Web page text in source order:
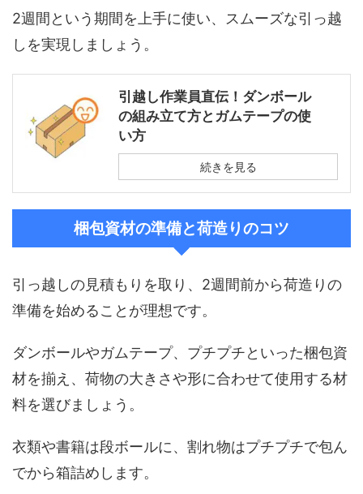
2週間という期間を上手に使い、スムーズな引っ越
しを実現しましょう。
引越し作業員直伝！ダンボール
の組み立て方とガムテープの使
い方
続きを見る
梱包資材の準備と荷造りのコツ
引っ越しの見積もりを取り、2週間前から荷造りの
準備を始めることが理想です。
ダンボールやガムテープ、プチプチといった梱包資
材を揃え、荷物の大きさや形に合わせて使用する材
料を選びましょう。
衣類や書籍は段ボールに、割れ物はプチプチで包ん
でから箱詰めします。